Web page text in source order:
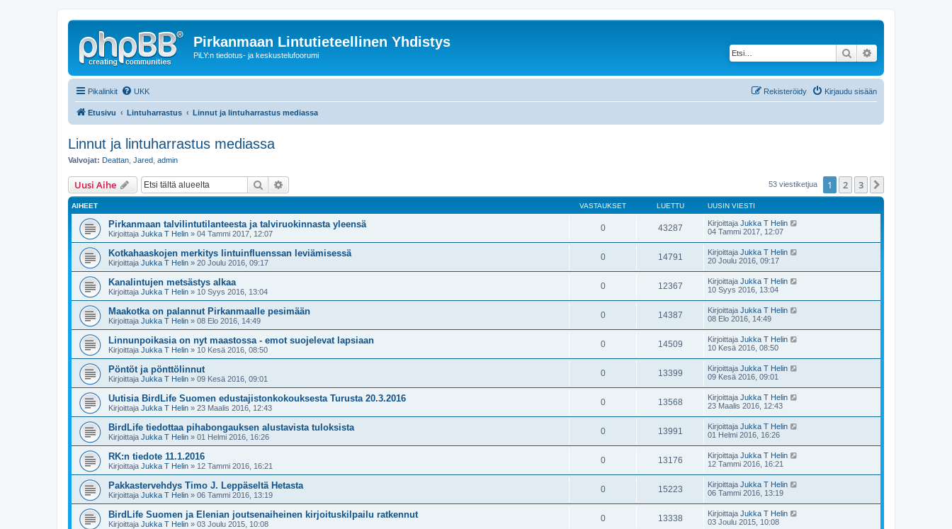
Pirkanmaan Lintutieteellinen Yhdistys
PiLY:n tiedotus- ja keskustelufoorumi Etsi
Pikalinkit UKK Kirjaudu sisään
Rekisteröidy
Etusivu Lintuharrastus Linnut ja lintuharrastus mediassa
Linnut ja lintuharrastus mediassa
Valvojat: Deattan Jared admin
Uusi Aihe Etsi 53 viestiketjua 1 2 3
AIHEET VASTAUKSET LUETTU UUSIN VIESTI
Pirkanmaan talvilintutilanteesta ja talviruokinnasta yleensä
Kirjoittaja Jukka T Helin » 04 Tammi 2017, 12:07
0 43287 Kirjoittaja Jukka T Helin
04 Tammi 2017, 12:07
Kotkahaaskojen merkitys lintuinfluenssan leviämisessä
Kirjoittaja Jukka T Helin » 20 Joulu 2016, 09:17
0 14791 Kirjoittaja Jukka T Helin
20 Joulu 2016, 09:17
Kanalintujen metsästys alkaa
Kirjoittaja Jukka T Helin » 10 Syys 2016, 13:04
0 12367 Kirjoittaja Jukka T Helin
10 Syys 2016, 13:04
Maakotka on palannut Pirkanmaalle pesimään
Kirjoittaja Jukka T Helin » 08 Elo 2016, 14:49
0 14387 Kirjoittaja Jukka T Helin
08 Elo 2016, 14:49
Linnunpoikasia on nyt maastossa - emot suojelevat lapsiaan
Kirjoittaja Jukka T Helin » 10 Kesä 2016, 08:50
0 14509 Kirjoittaja Jukka T Helin
10 Kesä 2016, 08:50
Pöntöt ja pönttölinnut
Kirjoittaja Jukka T Helin » 09 Kesä 2016, 09:01
0 13399 Kirjoittaja Jukka T Helin
09 Kesä 2016, 09:01
Uutisia BirdLife Suomen edustajistonkokouksesta Turusta 20.3.2016
Kirjoittaja Jukka T Helin » 23 Maalis 2016, 12:43
0 13568 Kirjoittaja Jukka T Helin
23 Maalis 2016, 12:43
BirdLife tiedottaa pihabongauksen alustavista tuloksista
Kirjoittaja Jukka T Helin » 01 Helmi 2016, 16:26
0 13991 Kirjoittaja Jukka T Helin
01 Helmi 2016, 16:26
RK:n tiedote 11.1.2016
Kirjoittaja Jukka T Helin » 12 Tammi 2016, 16:21
0 13176 Kirjoittaja Jukka T Helin
12 Tammi 2016, 16:21
Pakkastervehdys Timo J. Leppäseltä Hetasta
Kirjoittaja Jukka T Helin » 06 Tammi 2016, 13:19
0 15223 Kirjoittaja Jukka T Helin
06 Tammi 2016, 13:19
BirdLife Suomen ja Elenian joutsenaiheinen kirjoituskilpailu ratkennut
Kirjoittaja Jukka T Helin » 03 Joulu 2015, 10:08
0 13338 Kirjoittaja Jukka T Helin
03 Joulu 2015, 10:08